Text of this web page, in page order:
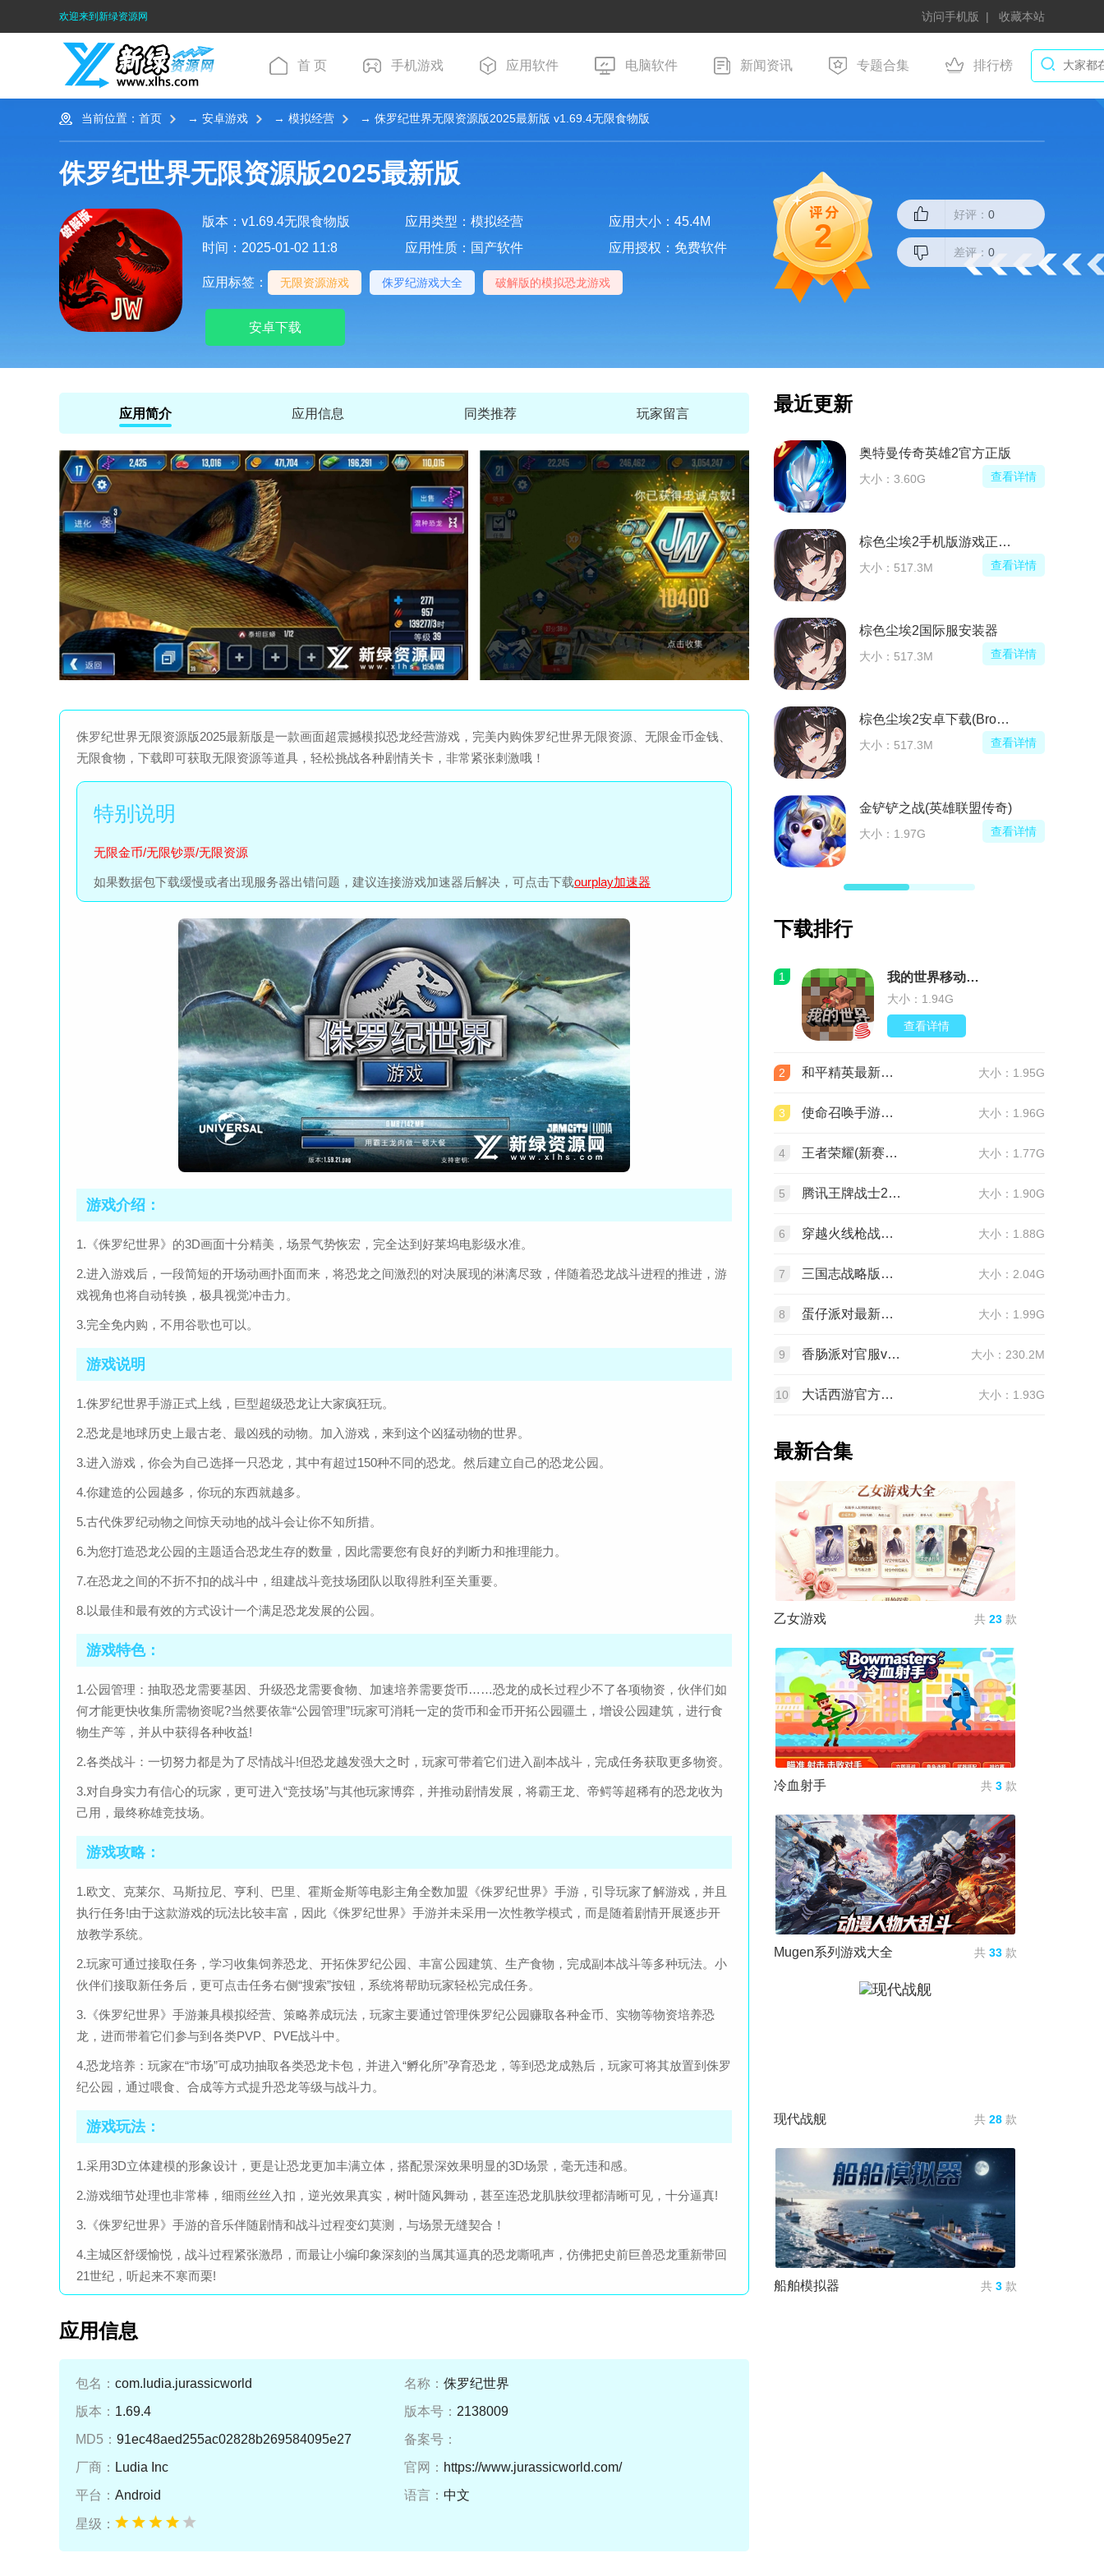
欢迎来到新绿资源网 访问手机版 收藏本站
首 页 手机游戏 应用软件 电脑软件 新闻资讯 专题合集 排行榜
当前位置： 首页 → 安卓游戏 → 模拟经营 → 侏罗纪世界无限资源版2025最新版 v1.69.4无限食物版
侏罗纪世界无限资源版2025最新版
版本：v1.69.4无限食物版 应用类型：模拟经营
应用大小：45.4M
时间：2025-01-02 11:8
应用性质：国产软件 应用授权：免费软件
应用标签： 无限资源游戏 侏罗纪游戏大全 破解版的模拟恐龙游戏
安卓下载
2
好评： 0
差评： 0
应用简介 应用信息 同类推荐 玩家留言
侏罗纪世界无限资源版2025最新版是一款画面超震撼模拟恐龙经营游戏，完美内购侏罗纪世界无限资源、无限金币金钱、
无限食物，下载即可获取无限资源等道具，轻松挑战各种剧情关卡，非常紧张刺激哦！
无限金币/无限钞票/无限资源
如果数据包下载缓慢或者出现服务器出错问题，建议连接游戏加速器后解决，可点击下载ourplay加速器
游戏介绍：
1.《侏罗纪世界》的3D画面十分精美，场景气势恢宏，完全达到好莱坞电影级水准。
2.进入游戏后，一段简短的开场动画扑面而来，将恐龙之间激烈的对决展现的淋漓尽致，伴随着恐龙战斗进程的推进，游
戏视角也将自动转换，极具视觉冲击力。
3.完全免内购，不用谷歌也可以。
游戏说明
1.侏罗纪世界手游正式上线，巨型超级恐龙让大家疯狂玩。
2.恐龙是地球历史上最古老、最凶残的动物。加入游戏，来到这个凶猛动物的世界。
3.进入游戏，你会为自己选择一只恐龙，其中有超过150种不同的恐龙。然后建立自己的恐龙公园。
4.你建造的公园越多，你玩的东西就越多。
5.古代侏罗纪动物之间惊天动地的战斗会让你不知所措。
6.为您打造恐龙公园的主题适合恐龙生存的数量，因此需要您有良好的判断力和推理能力。
7.在恐龙之间的不折不扣的战斗中，组建战斗竞技场团队以取得胜利至关重要。
8.以最佳和最有效的方式设计一个满足恐龙发展的公园。
游戏特色：
1.公园管理：抽取恐龙需要基因、升级恐龙需要食物、加速培养需要货币……恐龙的成长过程少不了各项物资，伙伴们如
何才能更快收集所需物资呢?当然要依靠“公园管理”!玩家可消耗一定的货币和金币开拓公园疆土，增设公园建筑，进行食
物生产等，并从中获得各种收益!
2.各类战斗：一切努力都是为了尽情战斗!但恐龙越发强大之时，玩家可带着它们进入副本战斗，完成任务获取更多物资。
3.对自身实力有信心的玩家，更可进入“竞技场”与其他玩家博弈，并推动剧情发展，将霸王龙、帝鳄等超稀有的恐龙收为
己用，最终称雄竞技场。
游戏攻略：
1.欧文、克莱尔、马斯拉尼、亨利、巴里、霍斯金斯等电影主角全数加盟《侏罗纪世界》手游，引导玩家了解游戏，并且
执行任务!由于这款游戏的玩法比较丰富，因此《侏罗纪世界》手游并未采用一次性教学模式，而是随着剧情开展逐步开
放教学系统。
2.玩家可通过接取任务，学习收集饲养恐龙、开拓侏罗纪公园、丰富公园建筑、生产食物，完成副本战斗等多种玩法。小
伙伴们接取新任务后，更可点击任务右侧“搜索”按钮，系统将帮助玩家轻松完成任务。
3.《侏罗纪世界》手游兼具模拟经营、策略养成玩法，玩家主要通过管理侏罗纪公园赚取各种金币、实物等物资培养恐
龙，进而带着它们参与到各类PVP、PVE战斗中。
4.恐龙培养：玩家在“市场”可成功抽取各类恐龙卡包，并进入“孵化所”孕育恐龙，等到恐龙成熟后，玩家可将其放置到侏罗
纪公园，通过喂食、合成等方式提升恐龙等级与战斗力。
游戏玩法：
1.采用3D立体建模的形象设计，更是让恐龙更加丰满立体，搭配景深效果明显的3D场景，毫无违和感。
2.游戏细节处理也非常棒，细雨丝丝入扣，逆光效果真实，树叶随风舞动，甚至连恐龙肌肤纹理都清晰可见，十分逼真!
3.《侏罗纪世界》手游的音乐伴随剧情和战斗过程变幻莫测，与场景无缝契合！
4.主城区舒缓愉悦，战斗过程紧张激昂，而最让小编印象深刻的当属其逼真的恐龙嘶吼声，仿佛把史前巨兽恐龙重新带回
21世纪，听起来不寒而栗!
应用信息
包名： com.ludia.jurassicworld 名称： 侏罗纪世界
版本： 1.69.4 版本号： 2138009
MD5： 91ec48aed255ac02828b269584095e27
备案号：
厂商： Ludia Inc 官网： https://www.jurassicworld.com/
平台： Android 语言： 中文
星级：
最近更新
奥特曼传奇英雄2官方正版
大小：3.60G 查看详情
棕色尘埃2手机版游戏正版(BrownDust II)
大小：517.3M 查看详情
棕色尘埃2国际服安装器
大小：517.3M 查看详情
棕色尘埃2安卓下载(BrownDust II)
大小：517.3M 查看详情
金铲铲之战(英雄联盟传奇)
大小：1.97G 查看详情
下载排行
1 我的世界移动版v3.9.5.297103 最新版
大小：1.94G
查看详情
2 和平精英最新版本v1.36.12 官服 大小：1.95G
3 使命召唤手游官方版2026最新版v1.9.55 安卓版 大小：1.96G
4 王者荣耀(新赛季更新)v11.4.1.1 官方版 大小：1.77G
5 腾讯王牌战士2026官方正版手机版v1.65.0.1040安卓版 大小：1.90G
6 穿越火线枪战王者最新版1.0.540.840 官服 大小：1.88G
7 三国志战略版官服v2081.1730 最新版本 大小：2.04G
8 蛋仔派对最新版v1.0.282 网易官方版 大小：1.99G
9 香肠派对官服v24.14 正式服 大小：230.2M
10 大话西游官方正版v2.1.436 安卓最新版 大小：1.93G
最新合集
乙女游戏 共 23 款
冷血射手 共 3 款
Mugen系列游戏大全 共 33 款
现代战舰 共 28 款
船舶模拟器 共 3 款